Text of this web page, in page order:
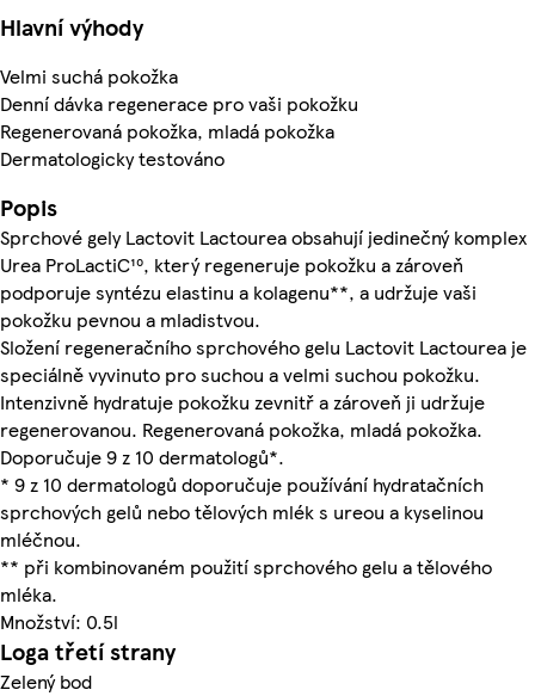
Hlavní výhody
Velmi suchá pokožka
Denní dávka regenerace pro vaši pokožku
Regenerovaná pokožka, mladá pokožka
Dermatologicky testováno
Popis
Sprchové gely Lactovit Lactourea obsahují jedinečný komplex
Urea ProLactiC¹⁰, který regeneruje pokožku a zároveň
podporuje syntézu elastinu a kolagenu**, a udržuje vaši
pokožku pevnou a mladistvou.
Složení regeneračního sprchového gelu Lactovit Lactourea je
speciálně vyvinuto pro suchou a velmi suchou pokožku.
Intenzivně hydratuje pokožku zevnitř a zároveň ji udržuje
regenerovanou. Regenerovaná pokožka, mladá pokožka.
Doporučuje 9 z 10 dermatologů*.
* 9 z 10 dermatologů doporučuje používání hydratačních
sprchových gelů nebo tělových mlék s ureou a kyselinou
mléčnou.
** při kombinovaném použití sprchového gelu a tělového
mléka.
Množství: 0.5l
Loga třetí strany
Zelený bod